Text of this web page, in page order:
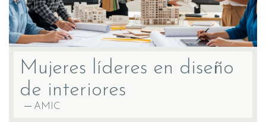
Mujeres líderes en diseño
de interiores
AMIC